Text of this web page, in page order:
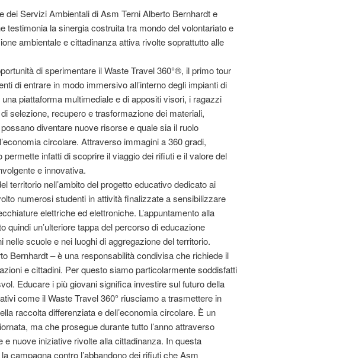
dei Servizi Ambientali di Asm Terni Alberto Bernhardt e
testimonia la sinergia costruita tra mondo del volontariato e
ambientale e cittadinanza attiva rivolte soprattutto alle
di sperimentare il Waste Travel 360°®️, il primo tour
di entrare in modo immersivo all’interno degli impianti di
piattaforma multimediale e di appositi visori, i ragazzi
selezione, recupero e trasformazione dei materiali,
diventare nuove risorse e quale sia il ruolo
circolare. Attraverso immagini a 360 gradi,
infatti di scoprire il viaggio dei rifiuti e il valore del
e innovativa.
territorio nell’ambito del progetto educativo dedicato ai
numerosi studenti in attività finalizzate a sensibilizzare
elettriche ed elettroniche. L’appuntamento alla
quindi un’ulteriore tappa del percorso di educazione
nelle scuole e nei luoghi di aggregazione del territorio.
Bernhardt – è una responsabilità condivisa che richiede il
e cittadini. Per questo siamo particolarmente soddisfatti
Educare i più giovani significa investire sul futuro della
come il Waste Travel 360° riusciamo a trasmettere in
raccolta differenziata e dell’economia circolare. È un
ma che prosegue durante tutto l’anno attraverso
nuove iniziative rivolte alla cittadinanza. In questa
campagna contro l’abbandono dei rifiuti che Asm